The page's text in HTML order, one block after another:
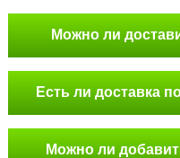
Можно ли
Есть ли доставка
Можно ли